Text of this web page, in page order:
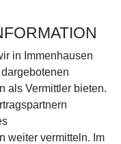
in Immenhausen
als Vermittler bieten.
weiter vermitteln. Im